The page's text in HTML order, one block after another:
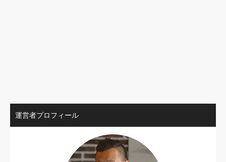
運営者プロフィール